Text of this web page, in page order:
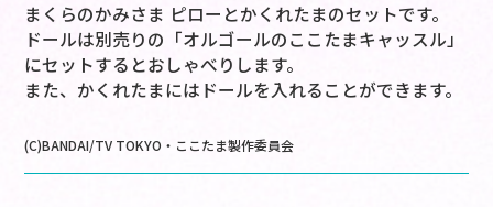
まくらのかみさま ピローとかくれたまのセットです。
ドールは別売りの「オルゴールのここたまキャッスル」
にセットするとおしゃべりします。
また、かくれたまにはドールを入れることができます。
(C)BANDAI/TV TOKYO・ここたま製作委員会